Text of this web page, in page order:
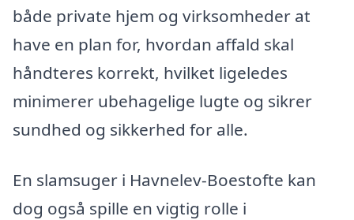
både private hjem og virksomheder at
have en plan for, hvordan affald skal
håndteres korrekt, hvilket ligeledes
minimerer ubehagelige lugte og sikrer
sundhed og sikkerhed for alle.
En slamsuger i Havnelev-Boestofte kan
dog også spille en vigtig rolle i